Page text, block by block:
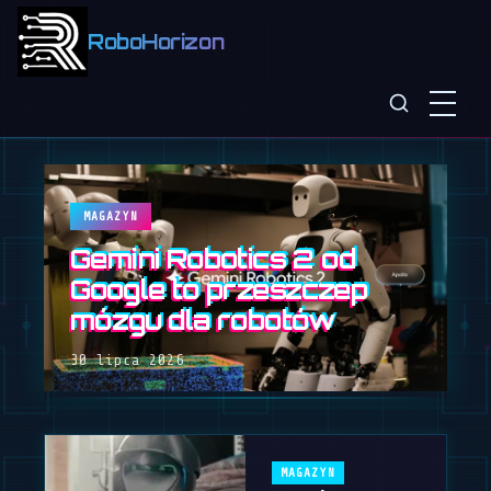
RoboHorizon
MAGAZYN
Gemini Robotics 2 od
Google to przeszczep
mózgu dla robotów
30 lipca 2026
MAGAZYN